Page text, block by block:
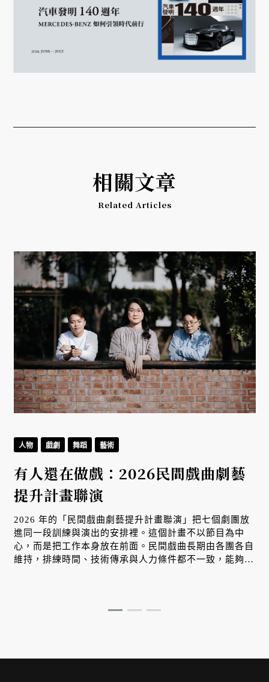
相關文章
Related Articles
人物 戲劇 舞蹈 藝術
有人還在做戲：2026民間戲曲劇藝
提升計畫聯演
2026 年的「民間戲曲劇藝提升計畫聯演」把七個劇團放
進同一段訓練與演出的安排裡。這個計畫不以節目為中
心，而是把工作本身放在前面。民間戲曲長期由各團各自
維持，排練時間、技術傳承與人力條件都不一致，能夠站